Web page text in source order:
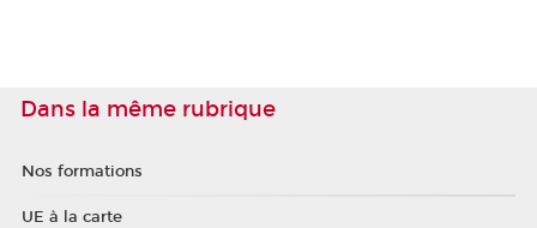
Dans la même rubrique
Nos formations
UE à la carte